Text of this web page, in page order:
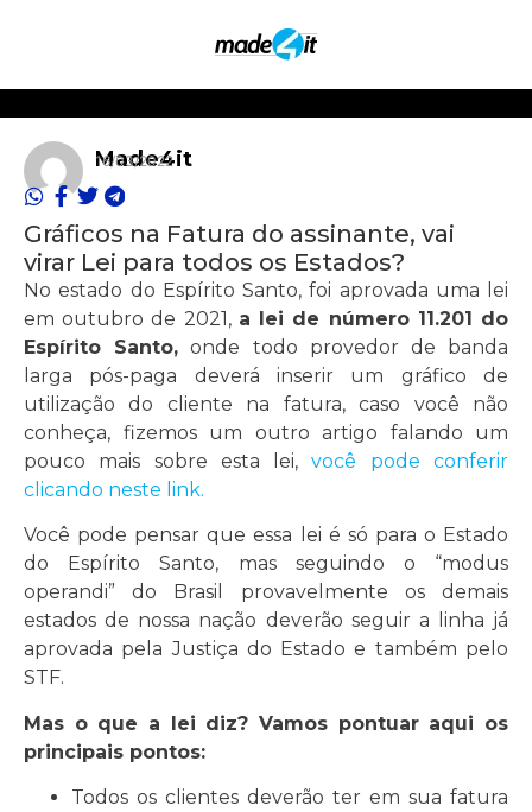
Made4it
16/03/2022
Gráficos na Fatura do assinante, vai
virar Lei para todos os Estados?
No estado do Espírito Santo, foi aprovada uma lei
em outubro de 2021, a lei de número 11.201 do
Espírito Santo, onde todo provedor de banda
larga pós-paga deverá inserir um gráfico de
utilização do cliente na fatura, caso você não
conheça, fizemos um outro artigo falando um
pouco mais sobre esta lei,você pode conferir
clicando neste link.
Você pode pensar que essa lei é só para o Estado
do Espírito Santo, mas seguindo o “modus
operandi” do Brasil provavelmente os demais
estados de nossa nação deverão seguir a linha já
aprovada pela Justiça do Estado e também pelo
STF.
Mas o que a lei diz? Vamos pontuar aqui os
principais pontos:
Todos os clientes deverão ter em sua fatura